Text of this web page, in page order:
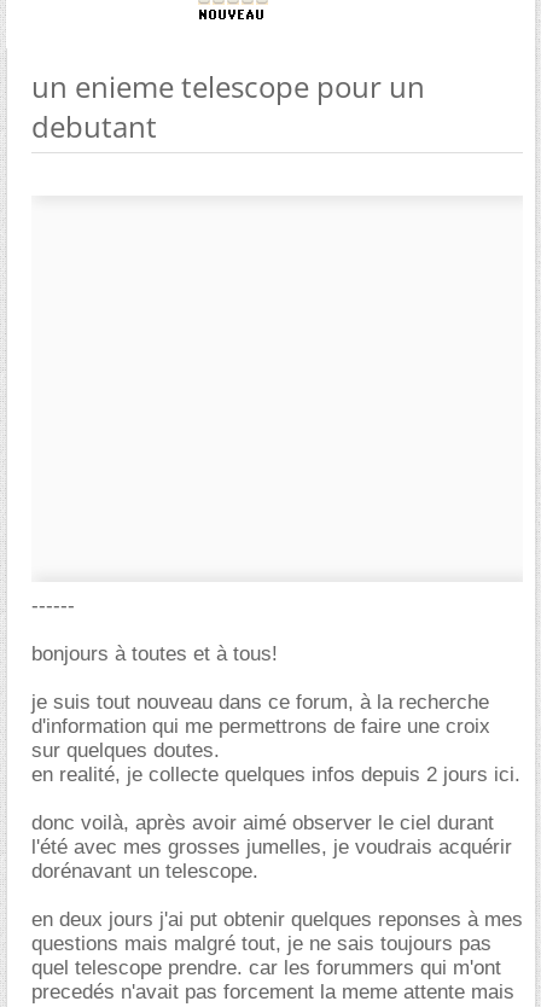
un enieme telescope pour un
debutant
------
bonjours à toutes et à tous!
je suis tout nouveau dans ce forum, à la recherche
d'information qui me permettrons de faire une croix
sur quelques doutes.
en realité, je collecte quelques infos depuis 2 jours ici.
donc voilà, après avoir aimé observer le ciel durant
l'été avec mes grosses jumelles, je voudrais acquérir
dorénavant un telescope.
en deux jours j'ai put obtenir quelques reponses à mes
questions mais malgré tout, je ne sais toujours pas
quel telescope prendre. car les forummers qui m'ont
precedés n'avait pas forcement la meme attente mais